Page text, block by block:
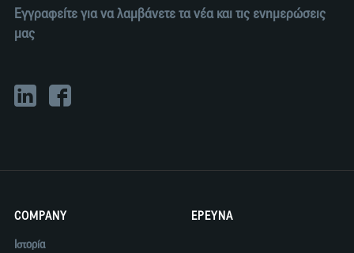
Εγγραφείτε για να λαμβάνετε τα νέα και τις ενημερώσεις
μας
COMPANY
Ιστορία
ΕΡΕΥΝΑ